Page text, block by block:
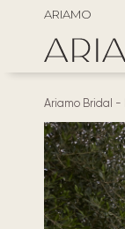
ARIAMO
Ariamo Bridal -